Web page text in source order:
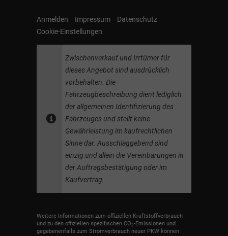
Anmelden Impressum
Datenschutz
Cookie-Einstellungen
Zwischenverkauf und Irrtümer für
dieses Angebot sind ausdrücklich
vorbehalten. Die
Fahrzeugbeschreibung dient lediglich
der allgemeinen Identifizierung des
Fahrzeuges und stellt keine
Gewährleistung im kaufrechtlichen
Sinne dar. Ausschlaggebend sind
einzig und allein die Vereinbarungen in
der Auftragsbestätigung oder im
Kaufvertrag.
Weitere Informationen zum offiziellen Kraftstoffverbrauch
und zu den offiziellen spezifischen CO2-Emissionen und
gegebenenfalls zum Stromverbrauch neuer PKW können